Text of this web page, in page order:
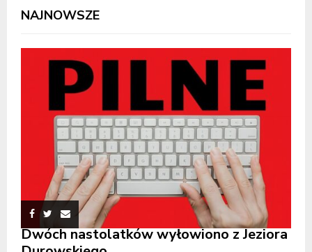
NAJNOWSZE
Dwóch nastolatków wyłowiono z Jeziora